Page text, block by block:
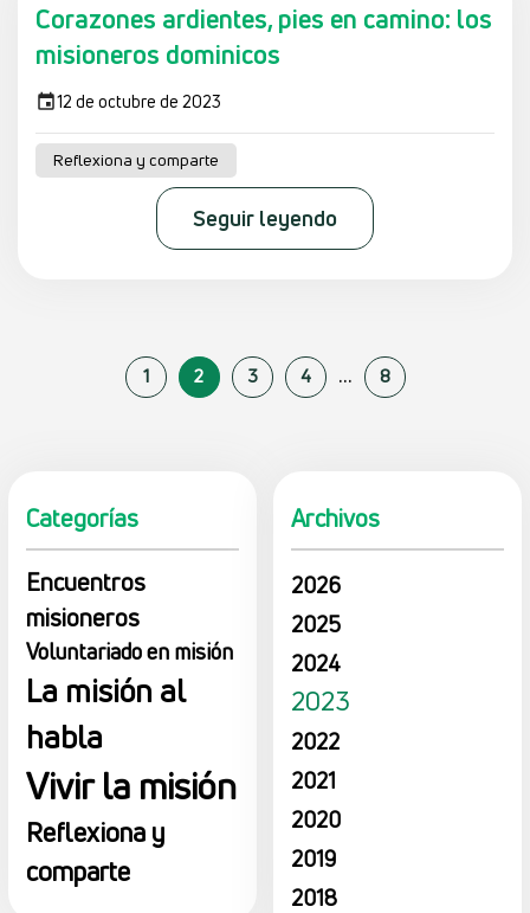
Corazones ardientes, pies en camino: los
misioneros dominicos
12 de octubre de 2023
Reflexiona y comparte
Seguir leyendo
1 2 3 4 ... 8
Categorías
Encuentros
misioneros
Voluntariado en misión
La misión al
habla
Vivir la misión
Reflexiona y
comparte
Archivos
2026
2025
2024
2023
2022
2021
2020
2019
2018